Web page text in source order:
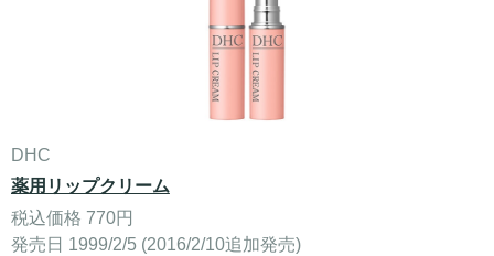
DHC
薬用リップクリーム
税込価格 770円
発売日 1999/2/5 (2016/2/10追加発売)